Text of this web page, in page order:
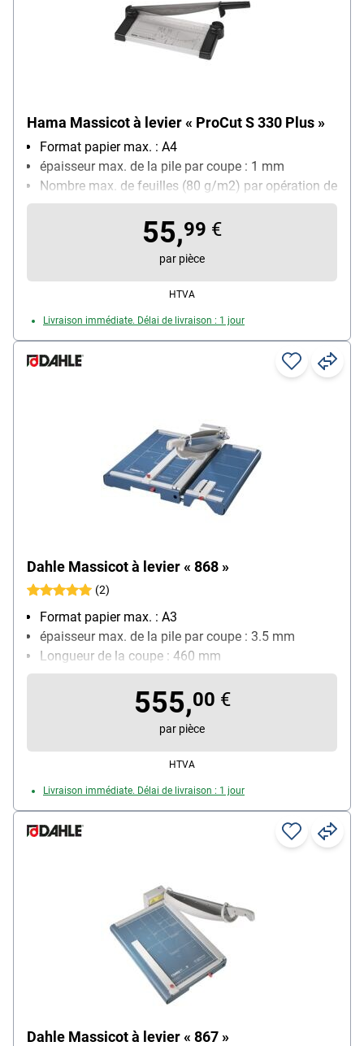
Hama Massicot à levier « ProCut S 330 Plus »
Format papier max. : A4
épaisseur max. de la pile par coupe : 1 mm
Nombre max. de feuilles (80 g/m2) par opération de
découpe : 10 feuille(s)
Longueur de la coupe : 330 mm
Quadrillage avec différents formats : Oui
55,99 €
par pièce
HTVA
Livraison immédiate. Délai de livraison : 1 jour
Dahle Massicot à levier « 868 »
(2)
Format papier max. : A3
épaisseur max. de la pile par coupe : 3.5 mm
Longueur de la coupe : 460 mm
Quadrillage avec différents formats : Oui
Particularités : 2 butées latérales, lame en acier
spécial de Solinger, table de coupe, faisceau laser
555,00 €
par pièce
HTVA
Livraison immédiate. Délai de livraison : 1 jour
Dahle Massicot à levier « 867 »